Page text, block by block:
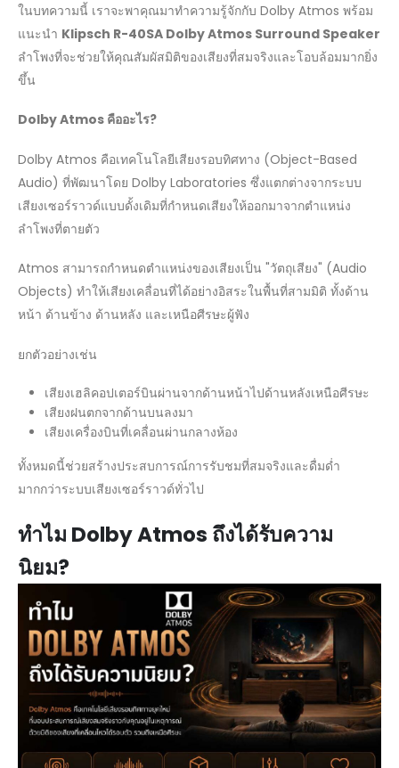
ในบทความนี้ เราจะพาคุณมาทำความรู้จักกับ Dolby Atmos พร้อม
แนะนำ Klipsch R-40SA Dolby Atmos Surround Speaker
ลำโพงที่จะช่วยให้คุณสัมผัสมิติของเสียงที่สมจริงและโอบล้อมมากยิ่ง
ขึ้น
Dolby Atmos คืออะไร?
Dolby Atmos คือเทคโนโลยีเสียงรอบทิศทาง (Object-Based
Audio) ที่พัฒนาโดย Dolby Laboratories ซึ่งแตกต่างจากระบบ
เสียงเซอร์ราวด์แบบดั้งเดิมที่กำหนดเสียงให้ออกมาจากตำแหน่ง
ลำโพงที่ตายตัว
Atmos สามารถกำหนดตำแหน่งของเสียงเป็น "วัตถุเสียง" (Audio
Objects) ทำให้เสียงเคลื่อนที่ได้อย่างอิสระในพื้นที่สามมิติ ทั้งด้าน
หน้า ด้านข้าง ด้านหลัง และเหนือศีรษะผู้ฟัง
ยกตัวอย่างเช่น
เสียงเฮลิคอปเตอร์บินผ่านจากด้านหน้าไปด้านหลังเหนือศีรษะ
เสียงฝนตกจากด้านบนลงมา
เสียงเครื่องบินที่เคลื่อนผ่านกลางห้อง
ทั้งหมดนี้ช่วยสร้างประสบการณ์การรับชมที่สมจริงและดื่มด่ำ
มากกว่าระบบเสียงเซอร์ราวด์ทั่วไป
ทำไม Dolby Atmos ถึงได้รับความ
นิยม?